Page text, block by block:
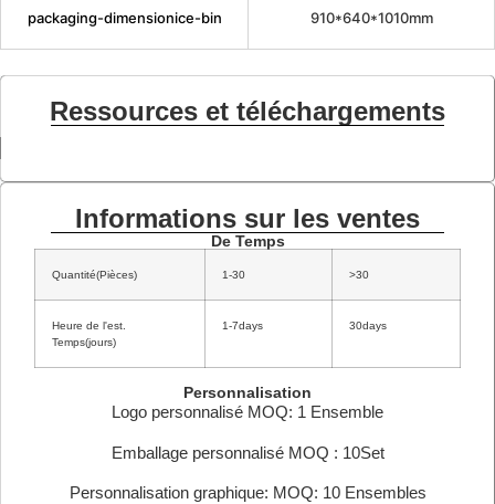
packaging-dimensionice-bin 910*640*1010mm
Ressources et téléchargements
Informations sur les ventes
De Temps
Quantité(Pièces) 1-30 >30
Heure de l'est.
Temps(jours)
1-7days 30days
Personnalisation
Logo personnalisé MOQ: 1 Ensemble
Emballage personnalisé MOQ : 10Set
Personnalisation graphique: MOQ: 10 Ensembles